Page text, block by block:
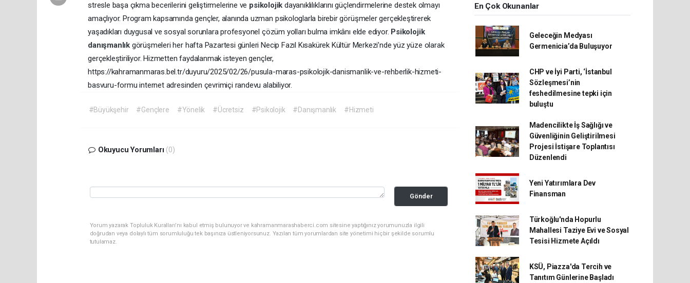
stresle başa çıkma becerilerini geliştirmelerine ve psikolojik dayanıklılıklarını güçlendirmelerine destek olmayı
amaçlıyor. Program kapsamında gençler, alanında uzman psikologlarla birebir görüşmeler gerçekleştirerek
yaşadıkları duygusal ve sosyal sorunlara profesyonel çözüm yolları bulma imkânı elde ediyor. Psikolojik
danışmanlık görüşmeleri her hafta Pazartesi günleri Necip Fazıl Kısakürek Kültür Merkezi’nde yüz yüze olarak
gerçekleştiriliyor. Hizmetten faydalanmak isteyen gençler,
https://kahramanmaras.bel.tr/duyuru/2025/02/26/pusula-maras-psikolojik-danismanlik-ve-rehberlik-hizmeti-
basvuru-formu internet adresinden çevrimiçi randevu alabiliyor.
#Büyükşehir #Gençlere #Yönelik #Ücretsiz #Psikolojik #Danışmanlık #Hizmeti
Okuyucu Yorumları (0)
Gönder
Yorum yazarak Topluluk Kuralları’nı kabul etmiş bulunuyor ve kahramanmarashaberci.com sitesine yaptığınız yorumunuzla ilgili
doğrudan veya dolaylı tüm sorumluluğu tek başınıza üstleniyorsunuz. Yazılan tüm yorumlardan site yönetimi hiçbir şekilde sorumlu
tutulamaz.
En Çok Okunanlar
Geleceğin Medyası
Germenicia’da Buluşuyor
CHP ve İyi Parti, ‘İstanbul
Sözleşmesi’nin
feshedilmesine tepki için
buluştu
Madencilikte İş Sağlığı ve
Güvenliğinin Geliştirilmesi
Projesi İstişare Toplantısı
Düzenlendi
Yeni Yatırımlara Dev
Finansman
Türkoğlu'nda Hopurlu
Mahallesi Taziye Evi ve Sosyal
Tesisi Hizmete Açıldı
KSÜ, Piazza'da Tercih ve
Tanıtım Günlerine Başladı